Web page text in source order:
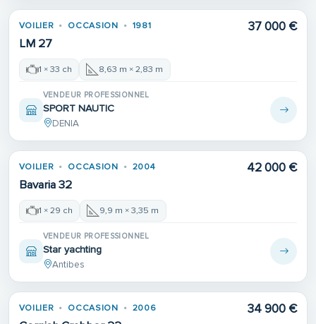
VOILIER OCCASION 1981
LM 27
37 000 €
1 × 33 ch 8,63 m × 2,83 m
VENDEUR PROFESSIONNEL
SPORT NAUTIC
DENIA
VOILIER OCCASION 2004
Bavaria 32
42 000 €
1 × 29 ch 9,9 m × 3,35 m
VENDEUR PROFESSIONNEL
Star yachting
Antibes
VOILIER OCCASION 2006 34 900 €